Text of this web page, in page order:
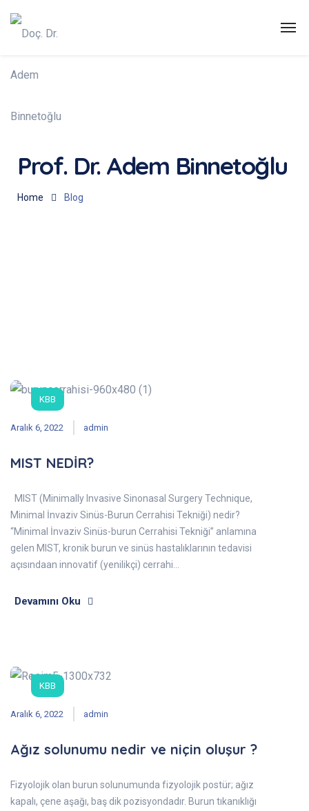
Prof. Dr. Adem Binnetoğlu
Home Blog
KBB
Aralık 6, 2022 admin
MIST NEDİR?
MIST (Minimally Invasive Sinonasal Surgery Technique,
Minimal İnvaziv Sinüs-Burun Cerrahisi Tekniği) nedir?
“Minimal İnvaziv Sinüs-burun Cerrahisi Tekniği” anlamına
gelen MIST, kronik burun ve sinüs hastalıklarının tedavisi
açısındaan innovatif (yenilikçi) cerrahi…
Devamını Oku
KBB
Aralık 6, 2022 admin
Ağız solunumu nedir ve niçin oluşur ?
Fizyolojik olan burun solunumunda fizyolojik postür; ağız
kapalı, çene aşağı, baş dik pozisyondadır. Burun tıkanıklığı